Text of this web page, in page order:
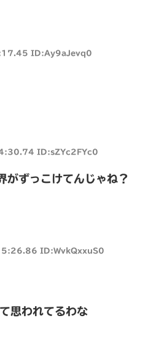
ID:Ay9aJevq0
ID:sZYc2FYc0
がずっこけてんじゃね？
ID:WvkQxxuS0
思われてるわな